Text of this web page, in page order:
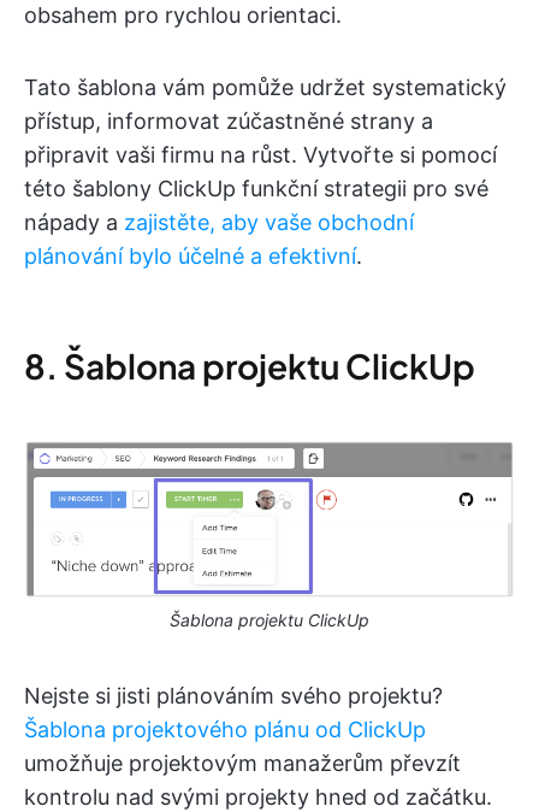
obsahem pro rychlou orientaci.
Tato šablona vám pomůže udržet systematický
přístup, informovat zúčastněné strany a
připravit vaši firmu na růst. Vytvořte si pomocí
této šablony ClickUp funkční strategii pro své
nápady a zajistěte, aby vaše obchodní
plánování bylo účelné a efektivní.
8. Šablona projektu ClickUp
Šablona projektu ClickUp
Nejste si jisti plánováním svého projektu?
Šablona projektového plánu od ClickUp
umožňuje projektovým manažerům převzít
kontrolu nad svými projekty hned od začátku.